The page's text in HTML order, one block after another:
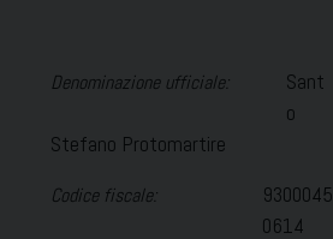
Denominazione ufficiale:
Sant
o
Stefano Protomartire
Codice fiscale:
9300045
0614